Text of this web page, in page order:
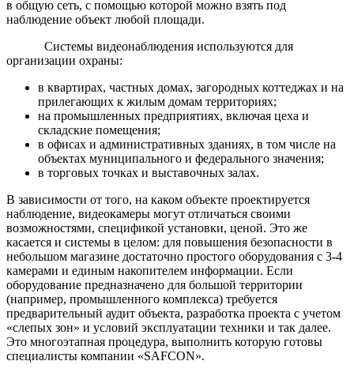
в общую сеть, с помощью которой можно взять под
наблюдение объект любой площади.
Системы видеонаблюдения используются для
организации охраны:
в квартирах, частных домах, загородных коттеджах и на
прилегающих к жилым домам территориях;
на промышленных предприятиях, включая цеха и
складские помещения;
в офисах и административных зданиях, в том числе на
объектах муниципального и федерального значения;
в торговых точках и выставочных залах.
В зависимости от того, на каком объекте проектируется
наблюдение, видеокамеры могут отличаться своими
возможностями, спецификой установки, ценой. Это же
касается и системы в целом: для повышения безопасности в
небольшом магазине достаточно простого оборудования с 3-4
камерами и единым накопителем информации. Если
оборудование предназначено для большой территории
(например, промышленного комплекса) требуется
предварительный аудит объекта, разработка проекта с учетом
«слепых зон» и условий эксплуатации техники и так далее.
Это многоэтапная процедура, выполнить которую готовы
специалисты компании «SAFCON».